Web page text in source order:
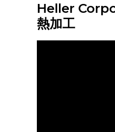
Heller
熱加工